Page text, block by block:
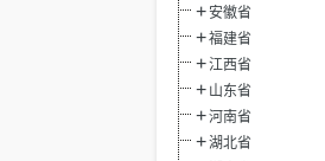
安徽省
福建省
江西省
山东省
河南省
湖北省